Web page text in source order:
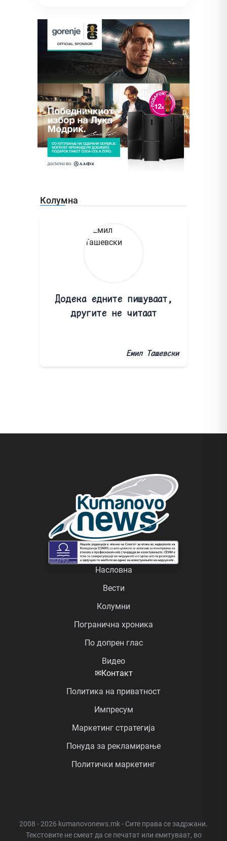
Колумна
Додека едните пишуваат,
другите не читаат
Емил Ташевски
Насловна
Вести
Колумни
Погранична хроника
По допрен глас
Видео
✉Контакт
Политика на приватност
Импресум
Маркетинг стратегија
Понуда за рекламирање
Политички маркетинг
2008 - 2026 kumanovonews.mk - Сите права се задржани.
Текстовите не смеат да се печатат или емитуваат, во